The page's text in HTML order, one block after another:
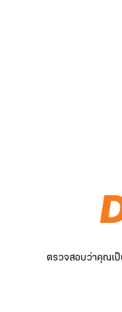
ตรวจสอบว่าคุณเป็